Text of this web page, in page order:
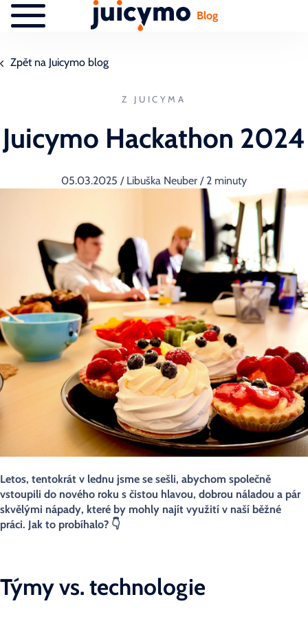
Blog
Zpět na Juicymo blog
Z JUICYMA
Juicymo Hackathon 2024
05.03.2025 / Libuška Neuber / 2 minuty
Letos, tentokrát v lednu jsme se sešli, abychom společně
vstoupili do nového roku s čistou hlavou, dobrou náladou a pár
skvělými nápady, které by mohly najít využití v naší běžné
práci. Jak to probíhalo? 👇
Týmy vs. technologie